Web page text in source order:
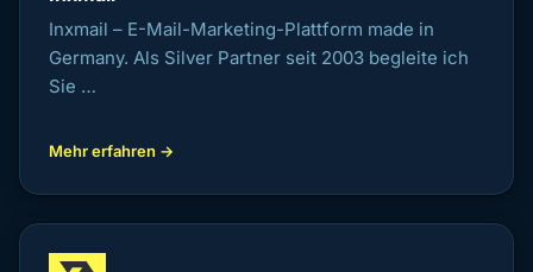
Inxmail – E-Mail-Marketing-Plattform made in
Germany. Als Silver Partner seit 2003 begleite ich
Sie …
Mehr erfahren →